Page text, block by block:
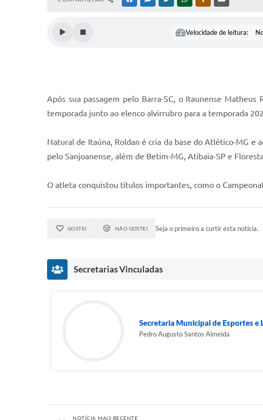
Velocidade de leitura:
Após sua passagem pelo Barra-SC, o Itaunense
temporada junto ao elenco alvirrubro para a temporada
Natural de Itaúna, Roldan é cria da base do Atlético-MG e
pelo Sanjoanense, além de Betim-MG, Atibaia-SP e
O atleta conquistou títulos importantes, como o
GOSTEI NÃO GOSTEI Seja o primeiro a curtir esta notícia.
Secretarias Vinculadas
Secretaria Municipal de Esportes e
Pedro Augusto Santos Almeida
NOTÍCIA MAIS RECENTE